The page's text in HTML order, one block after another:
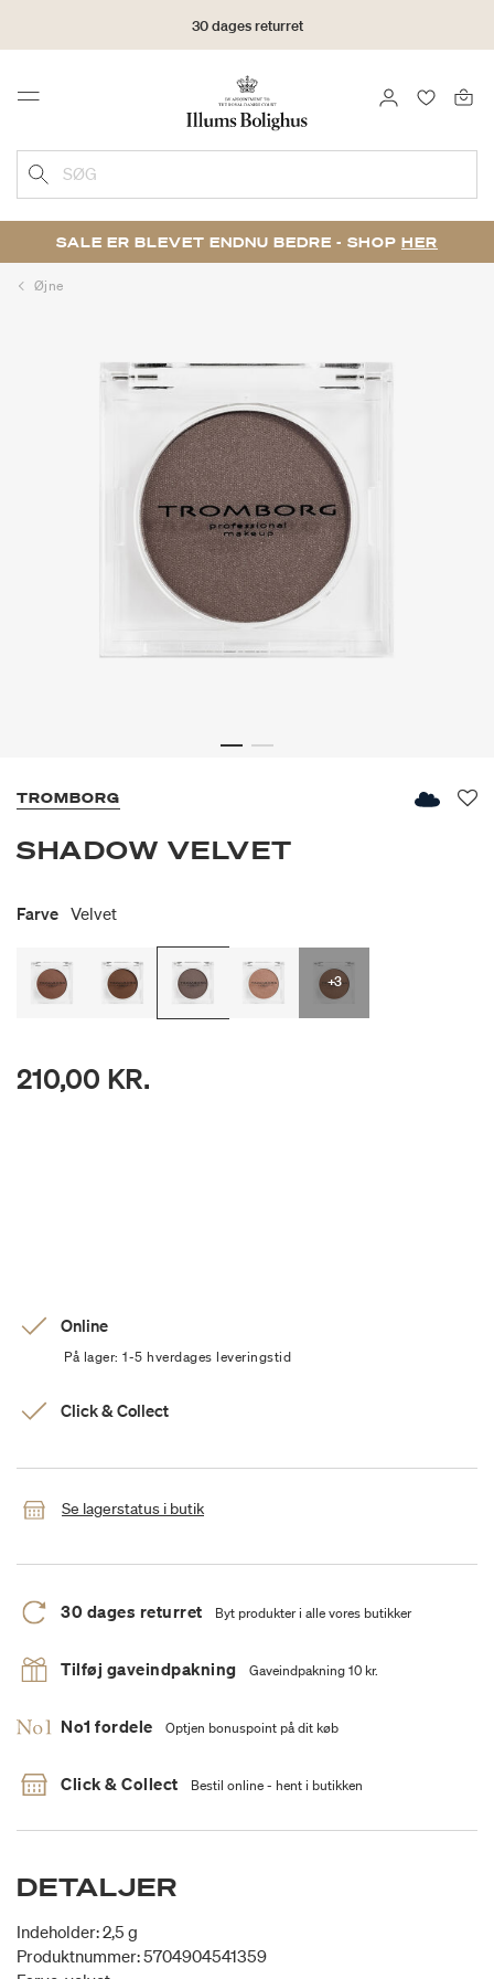
30 dages returret
Menu LOG IND
SØG
SALE ER BLEVET ENDNU BEDRE - SHOP HER
Øjne
TROMBORG
SHADOW VELVET
Farve Velvet
+3
210,00 KR.
Online
På lager: 1-5 hverdages leveringstid
Click & Collect
Se lagerstatus i butik
30 dages returret Byt produkter i alle vores butikker
Tilføj gaveindpakning Gaveindpakning 10 kr.
No1 fordele Optjen bonuspoint på dit køb
Click & Collect Bestil online - hent i butikken
DETALJER
Indeholder: 2,5 g
Produktnummer: 5704904541359